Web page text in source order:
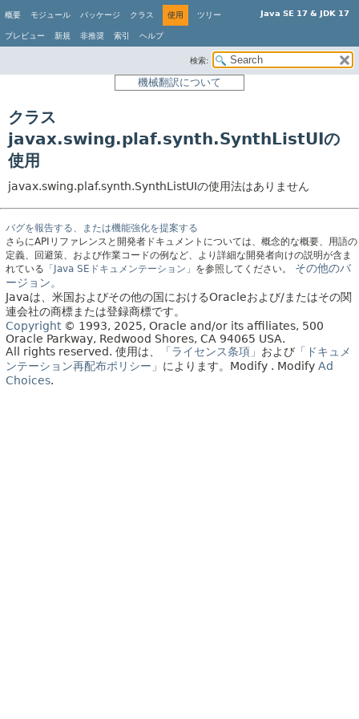
Java SE 17 & JDK 17
概要 モジュール パッケージ クラス 使用 ツリー
プレビュー 新規 非推奨 索引 ヘルプ
検索:
機械翻訳について
クラス
javax.swing.plaf.synth.SynthListUIの
使用
javax.swing.plaf.synth.SynthListUIの使用法はありません
バグを報告する、または機能強化を提案する
さらにAPIリファレンスと開発者ドキュメントについては、概念的な概要、用語の
定義、回避策、および作業コードの例など、より詳細な開発者向けの説明が含ま
れている 「Java SEドキュメンテーション」 を参照してください。
その他のバ
ージョン。
Javaは、米国およびその他の国におけるOracleおよび/またはその関
連会社の商標または登録商標です。
Copyright© 1993, 2025, Oracle and/or its affiliates, 500
Oracle Parkway, Redwood Shores, CA 94065 USA.
All rights reserved. 使用は、 「ライセンス条項」 および 「ドキュメ
ンテーション再配布ポリシー」 によります。 Modify . Modify Ad
Choices.